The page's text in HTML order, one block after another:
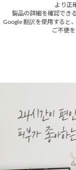
より正
製品の詳細を確認でき
Google 翻訳を使用すると
ご不便